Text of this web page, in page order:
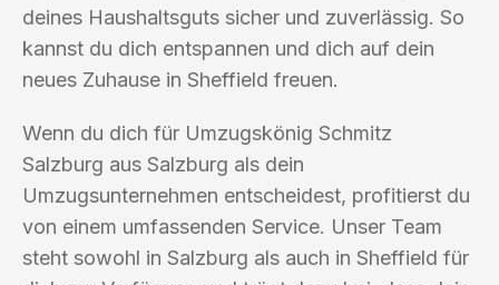
deines Haushaltsguts sicher und zuverlässig. So
kannst du dich entspannen und dich auf dein
neues Zuhause in Sheffield freuen.
Wenn du dich für Umzugskönig Schmitz
Salzburg aus Salzburg als dein
Umzugsunternehmen entscheidest, profitierst du
von einem umfassenden Service. Unser Team
steht sowohl in Salzburg als auch in Sheffield für